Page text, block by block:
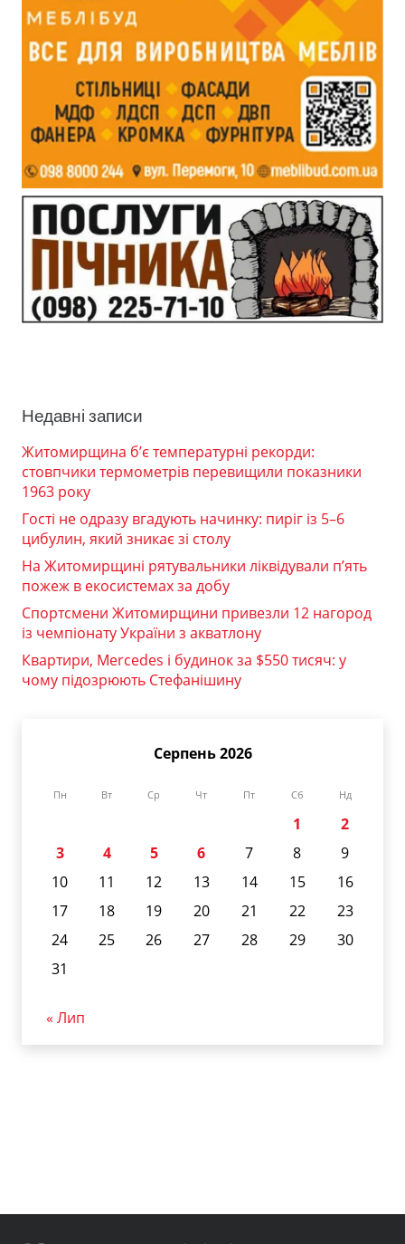
Недавні записи
Житомирщина б’є температурні рекорди:
стовпчики термометрів перевищили показники
1963 року
Гості не одразу вгадують начинку: пиріг із 5–6
цибулин, який зникає зі столу
На Житомирщині рятувальники ліквідували п’ять
пожеж в екосистемах за добу
Спортсмени Житомирщини привезли 12 нагород
із чемпіонату України з акватлону
Квартири, Mercedes і будинок за $550 тисяч: у
чому підозрюють Стефанішину
Серпень 2026
Пн Вт Ср Чт Пт Сб Нд
1
2
3
4 5 6 7 8
9
10
11 12 13 14 15
16
17
18 19 20 21 22
23
24
25 26 27 28 29
30
31
« Лип